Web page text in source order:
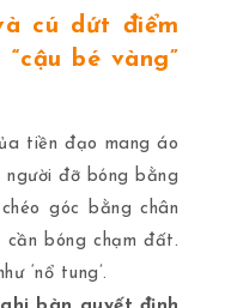
cú dứt điểm
bé vàng”
tiền đạo mang áo
người đỡ bóng bằng
góc bằng chân
bóng chạm đất.
‘nổ tung’.